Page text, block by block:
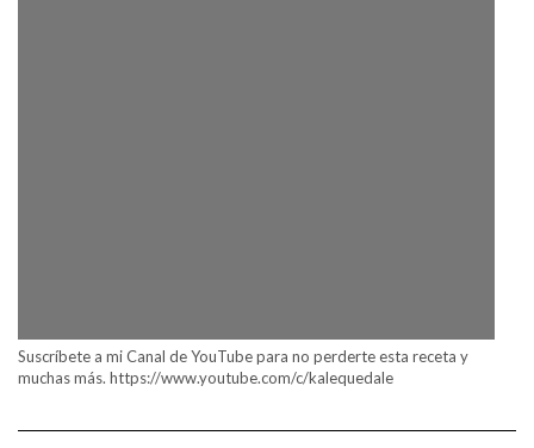
Suscríbete a mi Canal de YouTube para no perderte esta receta y
muchas más. https://www.youtube.com/c/kalequedale